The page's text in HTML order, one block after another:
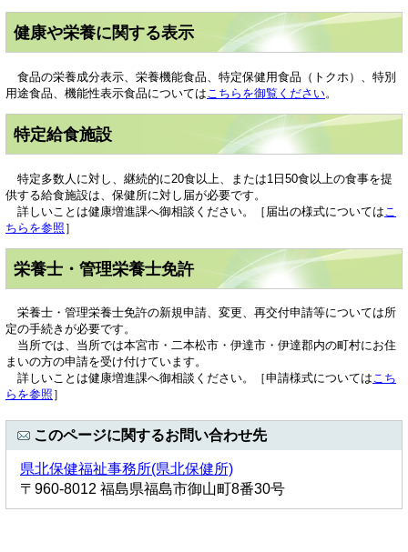
健康や栄養に関する表示
食品の栄養成分表示、栄養機能食品、特定保健用食品（トクホ）、特別
用途食品、機能性表示食品については こちらを御覧ください。
特定給食施設
特定多数人に対し、継続的に20食以上、または1日50食以上の食事を提
供する給食施設は、保健所に対し届が必要です。
詳しいことは健康増進課へ御相談ください。［届出の様式については こ
ちらを参照 ］
栄養士・管理栄養士免許
栄養士・管理栄養士免許の新規申請、変更、再交付申請等については所
定の手続きが必要です。
当所では、当所では本宮市・二本松市・伊達市・伊達郡内の町村にお住
まいの方の申請を受け付けています。
詳しいことは健康増進課へ御相談ください。［申請様式についてはこち
らを参照 ］
このページに関するお問い合わせ先
県北保健福祉事務所(県北保健所)
〒960-8012 福島県福島市御山町8番30号